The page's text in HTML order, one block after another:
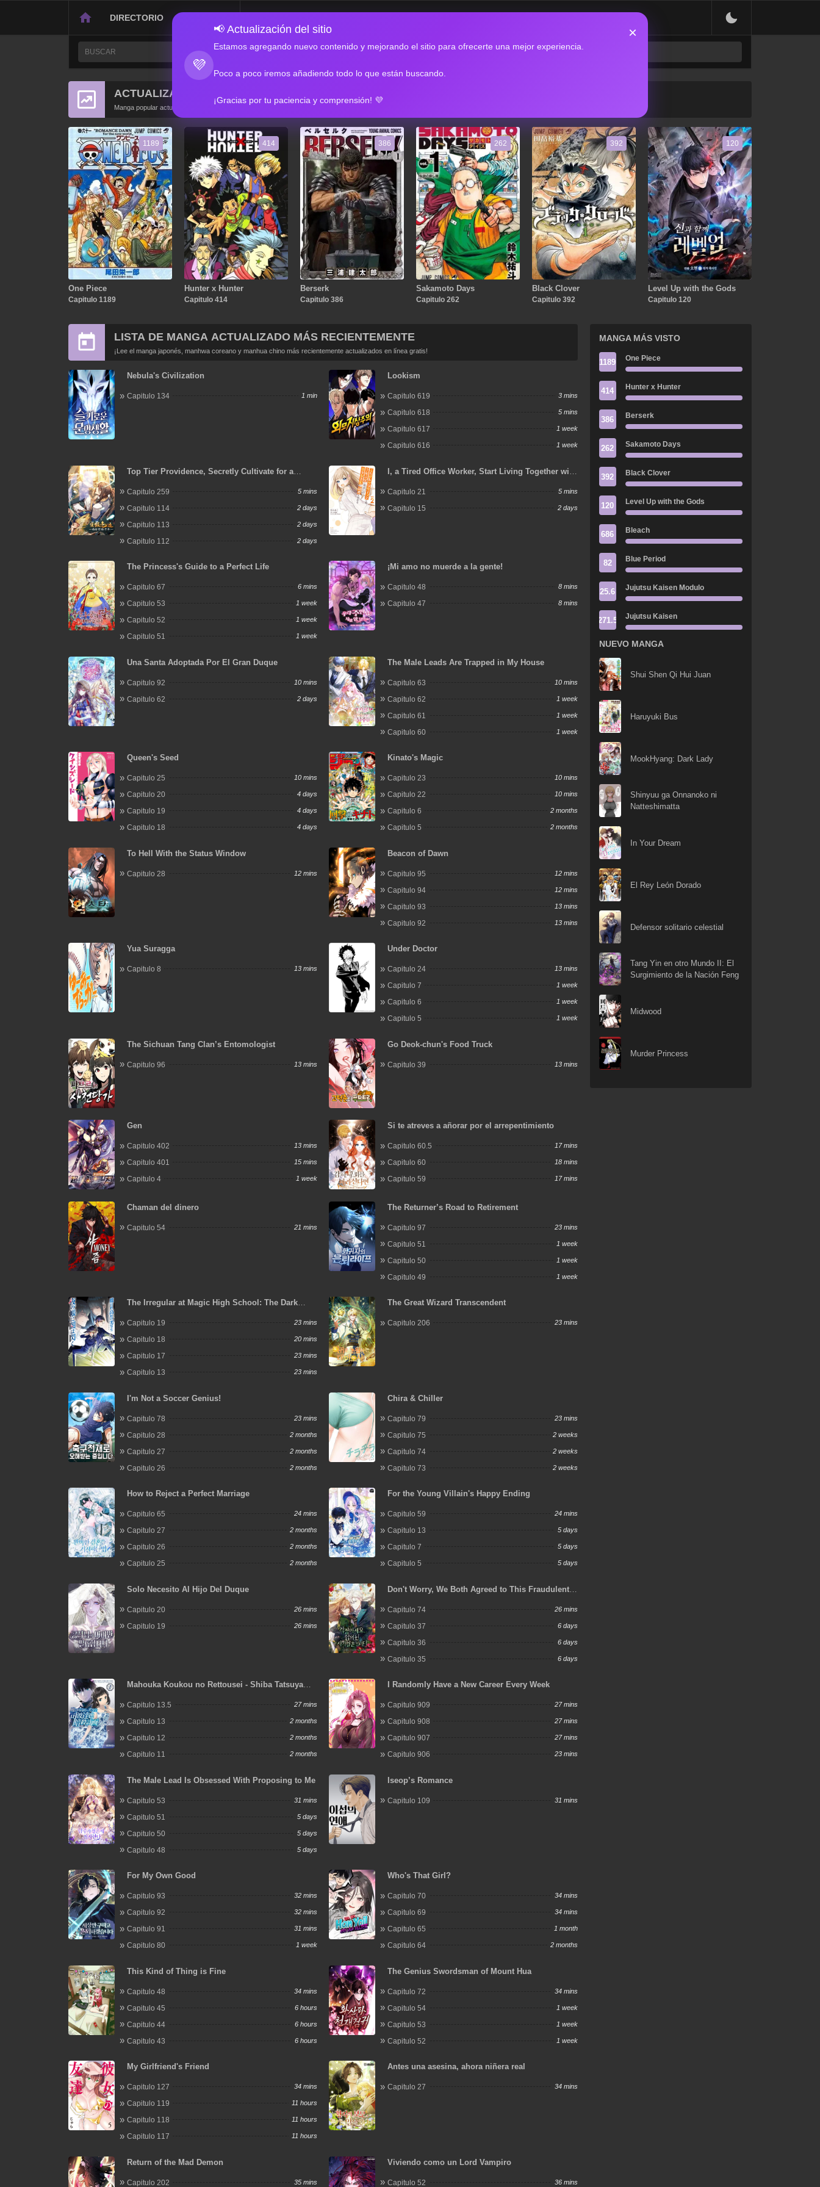
DIRECTORIO
💜
📢 Actualización del sitio
Estamos agregando nuevo contenido y mejorando el sitio para ofrecerte una mejor experiencia.
Poco a poco iremos añadiendo todo lo que están buscando.
¡Gracias por tu paciencia y comprensión! 💜
×
ACTUALIZACIONES POPULARES
Manga popular actualizado recientemente
1189
One Piece
Capitulo 1189
414
Hunter x Hunter
Capitulo 414
386
Berserk
Capitulo 386
262
Sakamoto Days
Capitulo 262
392
Black Clover
Capitulo 392
120
Level Up with the Gods
Capitulo 120
LISTA DE MANGA ACTUALIZADO MÁS RECIENTEMENTE
¡Lee el manga japonés, manhwa coreano y manhua chino más recientemente actualizados en línea gratis!
Nebula's Civilization
Capitulo 134 1 min
Lookism
Capitulo 619 3 mins
Capitulo 618 5 mins
Capitulo 617 1 week
Capitulo 616 1 week
Top Tier Providence, Secretly Cultivate for a
Capitulo 259 5 mins
Capitulo 114 2 days
Capitulo 113 2 days
Capitulo 112 2 days
I, a Tired Office Worker, Start Living Together with
After 7 Years
Capitulo 21 5 mins
Capitulo 15 2 days
The Princess's Guide to a Perfect Life
Capitulo 67 6 mins
Capitulo 53 1 week
Capitulo 52 1 week
Capitulo 51 1 week
¡Mi amo no muerde a la gente!
Capitulo 48 8 mins
Capitulo 47 8 mins
Una Santa Adoptada Por El Gran Duque
Capitulo 92 10 mins
Capitulo 62 2 days
The Male Leads Are Trapped in My House
Capitulo 63 10 mins
Capitulo 62 1 week
Capitulo 61 1 week
Capitulo 60 1 week
Queen's Seed
Capitulo 25 10 mins
Capitulo 20 4 days
Capitulo 19 4 days
Capitulo 18 4 days
Kinato's Magic
Capitulo 23 10 mins
Capitulo 22 10 mins
Capitulo 6 2 months
Capitulo 5 2 months
To Hell With the Status Window
Capitulo 28 12 mins
Beacon of Dawn
Capitulo 95 12 mins
Capitulo 94 12 mins
Capitulo 93 13 mins
Capitulo 92 13 mins
Yua Suragga
Capitulo 8 13 mins
Under Doctor
Capitulo 24 13 mins
Capitulo 7 1 week
Capitulo 6 1 week
Capitulo 5 1 week
The Sichuan Tang Clan’s Entomologist
Capitulo 96 13 mins
Go Deok-chun's Food Truck
Capitulo 39 13 mins
Gen
Capitulo 402 13 mins
Capitulo 401 15 mins
Capitulo 4 1 week
Si te atreves a añorar por el arrepentimiento
Capitulo 60.5 17 mins
Capitulo 60 18 mins
Capitulo 59 17 mins
Chaman del dinero
Capitulo 54 21 mins
The Returner’s Road to Retirement
Capitulo 97 23 mins
Capitulo 51 1 week
Capitulo 50 1 week
Capitulo 49 1 week
The Irregular at Magic High School: The Dark
Capitulo 19 23 mins
Capitulo 18 20 mins
Capitulo 17 23 mins
Capitulo 13 23 mins
The Great Wizard Transcendent
Capitulo 206 23 mins
I'm Not a Soccer Genius!
Capitulo 78 23 mins
Capitulo 28 2 months
Capitulo 27 2 months
Capitulo 26 2 months
Chira & Chiller
Capitulo 79 23 mins
Capitulo 75 2 weeks
Capitulo 74 2 weeks
Capitulo 73 2 weeks
How to Reject a Perfect Marriage
Capitulo 65 24 mins
Capitulo 27 2 months
Capitulo 26 2 months
Capitulo 25 2 months
For the Young Villain's Happy Ending
Capitulo 59 24 mins
Capitulo 13 5 days
Capitulo 7 5 days
Capitulo 5 5 days
Solo Necesito Al Hijo Del Duque
Capitulo 20 26 mins
Capitulo 19 26 mins
Don't Worry, We Both Agreed to This Fraudulent
Capitulo 74 26 mins
Capitulo 37 6 days
Capitulo 36 6 days
Capitulo 35 6 days
Mahouka Koukou no Rettousei - Shiba Tatsuya
Capitulo 13.5 27 mins
Capitulo 13 2 months
Capitulo 12 2 months
Capitulo 11 2 months
I Randomly Have a New Career Every Week
Capitulo 909 27 mins
Capitulo 908 27 mins
Capitulo 907 27 mins
Capitulo 906 23 mins
The Male Lead Is Obsessed With Proposing to Me
Capitulo 53 31 mins
Capitulo 51 5 days
Capitulo 50 5 days
Capitulo 48 5 days
Iseop’s Romance
Capitulo 109 31 mins
For My Own Good
Capitulo 93 32 mins
Capitulo 92 32 mins
Capitulo 91 31 mins
Capitulo 80 1 week
Who's That Girl?
Capitulo 70 34 mins
Capitulo 69 34 mins
Capitulo 65 1 month
Capitulo 64 2 months
This Kind of Thing is Fine
Capitulo 48 34 mins
Capitulo 45 6 hours
Capitulo 44 6 hours
Capitulo 43 6 hours
The Genius Swordsman of Mount Hua
Capitulo 72 34 mins
Capitulo 54 1 week
Capitulo 53 1 week
Capitulo 52 1 week
My Girlfriend's Friend
Capitulo 127 34 mins
Capitulo 119 11 hours
Capitulo 118 11 hours
Capitulo 117 11 hours
Antes una asesina, ahora niñera real
Capitulo 27 34 mins
Return of the Mad Demon
Capitulo 202 35 mins
Viviendo como un Lord Vampiro
Capitulo 52 36 mins
MANGA MÁS VISTO
1189 One Piece
414 Hunter x Hunter
386 Berserk
262 Sakamoto Days
392 Black Clover
120 Level Up with the Gods
686 Bleach
82 Blue Period
25.6 Jujutsu Kaisen Modulo
271.5 Jujutsu Kaisen
NUEVO MANGA
Shui Shen Qi Hui Juan
Haruyuki Bus
MookHyang: Dark Lady
Shinyuu ga Onnanoko ni
Natteshimatta
In Your Dream
El Rey León Dorado
Defensor solitario celestial
Tang Yin en otro Mundo II: El
Surgimiento de la Nación Feng
Midwood
Murder Princess